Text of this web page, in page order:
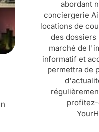
abordant
conciergerie
locations de
des dossiers
marché de
informatif et
permettra de
profitez-